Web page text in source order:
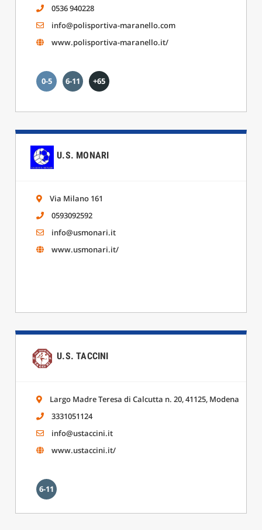
0536 940228
info@polisportiva-maranello.com
www.polisportiva-maranello.it/
0-5 6-11 +65
U.S. MONARI
Via Milano 161
0593092592
info@usmonari.it
www.usmonari.it/
U.S. TACCINI
Largo Madre Teresa di Calcutta n. 20, 41125, Modena
3331051124
info@ustaccini.it
www.ustaccini.it/
6-11